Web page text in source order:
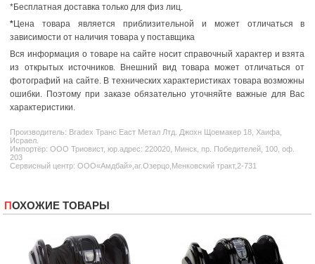
*Бесплатная доставка только для физ лиц.
*Цена товара является приблизительной и может отличаться в
зависимости от наличия товара у поставщика
Вся информация о товаре на сайте носит справочный характер и взята
из открытых источников. Внешний вид товара может отличаться от
фотографий на сайте. В технических характеристиках товара возможны
ошибки. Поэтому при заказе обязательно уточняйте важные для Вас
характеристики.
Производитель: Bradex Транс Еаст Метал Лтд. Джохн Щоемакер 18, Хаифа,
Исраел.
Импортёр: ООО Триовист, юр.адрес: 220020, Минск, пр. Победителей, 100, оф.
203
Сервисный центр: ООО«Амдбай»,аг.Озерцо,Менковский тракт,2-731
ПОХОЖИЕ ТОВАРЫ